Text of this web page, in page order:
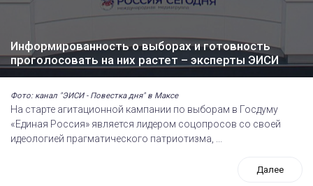
Информированность о выборах и готовность
проголосовать на них растет – эксперты ЭИСИ
Фото: канал "ЭИСИ - Повестка дня" в Максе
На старте агитационной кампании по выборам в Госдуму
«Единая Россия» является лидером соцопросов со своей
идеологией прагматического патриотизма, ...
Далее